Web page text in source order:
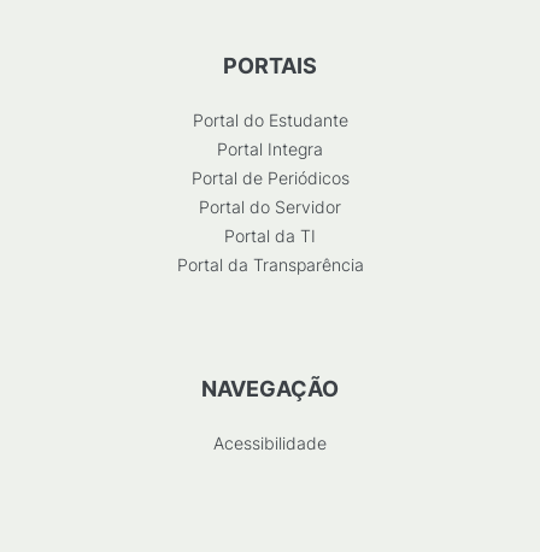
PORTAIS
Portal do Estudante
Portal Integra
Portal de Periódicos
Portal do Servidor
Portal da TI
Portal da Transparência
NAVEGAÇÃO
Acessibilidade